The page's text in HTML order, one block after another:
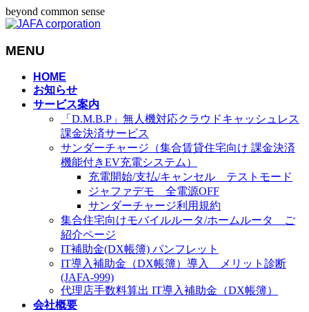
beyond common sense
MENU
HOME
お知らせ
サービス案内
「D.M.B.P」無人機対応クラウドキャッシュレス
課金決済サービス
サンダーチャージ（集合賃貸住宅向け 課金決済
機能付きEV充電システム）
充電開始/支払/キャンセル テストモード
ジャファデモ 全電源OFF
サンダーチャージ利用規約
集合住宅向けモバイルルータ/ホームルータ ご
紹介ページ
IT補助金(DX帳簿) パンフレット
IT導入補助金（DX帳簿）導入 メリット診断
(JAFA-999)
代理店手数料算出 IT導入補助金（DX帳簿）
会社概要